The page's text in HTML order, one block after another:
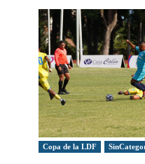
Copa de la LDF